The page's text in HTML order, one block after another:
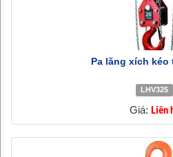
Pa lăng xích kéo
LHV325
Giá: Liên